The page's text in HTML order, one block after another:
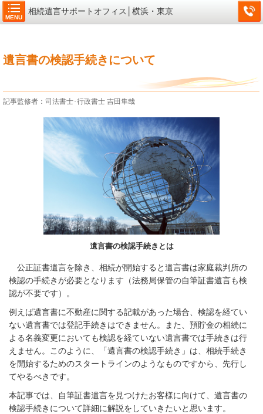
MENU
相続遺言サポートオフィス│横浜・東京
遺言書の検認手続きについて
記事監修者：司法書士･行政書士 吉田隼哉
遺言書の検認手続きとは
公正証書遺言を除き、相続が開始すると遺言書は家庭裁判所の
検認の手続きが必要となります（法務局保管の自筆証書遺言も検
認が不要です）。
例えば遺言書に不動産に関する記載があった場合、検認を経てい
ない遺言書では登記手続きはできません。また、預貯金の相続に
よる名義変更においても検認を経ていない遺言書では手続きは行
えません。このように、「遺言書の検認手続き」は、相続手続き
を開始するためのスタートラインのようなものですから、先行し
てやるべきです。
本記事では、自筆証書遺言を見つけたお客様に向けて、遺言書の
検認手続きについて詳細に解説をしていきたいと思います。